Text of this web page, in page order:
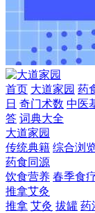
首页 大道家园 药
日 奇门术数 中医
答 词典大全
大道家园
传统典籍 综合浏
药食同源
饮食营养 春季食
推拿艾灸
推拿 艾灸 拔罐 药